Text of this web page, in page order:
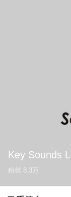
Key Sounds
粉丝 8.3万